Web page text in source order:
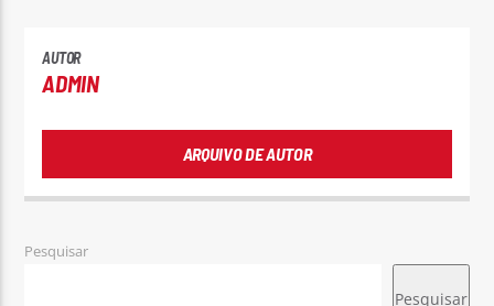
AUTOR
ADMIN
ARQUIVO DE AUTOR
Pesquisar
Pesquisar